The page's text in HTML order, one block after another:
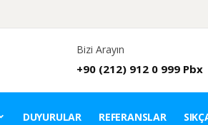
Bizi Arayın
+90 (212) 912 0 999 Pbx
DUYURULAR REFERANSLAR